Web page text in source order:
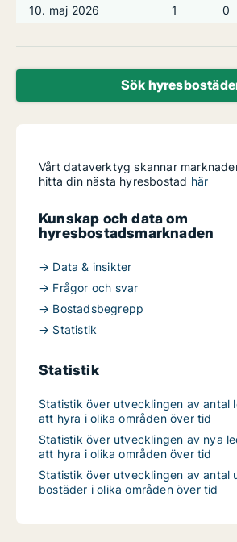
10. maj 2026
1 0
Sök
Vårt dataverktyg skannar
hitta din nästa hyresbostad här
Kunskap och data om
hyresbostadsmarknaden
→ Data & insikter
→ Frågor och svar
→ Bostadsbegrepp
→ Statistik
Statistik
Statistik över utvecklingen av antal
att hyra i olika områden över tid
Statistik över utvecklingen av nya
att hyra i olika områden över tid
Statistik över utvecklingen av antal
bostäder i olika områden över tid